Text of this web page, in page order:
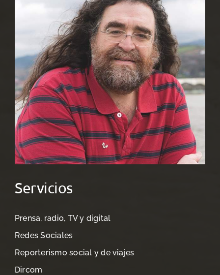
Servicios
Prensa, radio, TV y digital
Redes Sociales
Reporterismo social y de viajes
Dircom